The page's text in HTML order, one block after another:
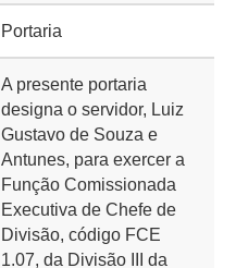
Portaria
A presente portaria
designa o servidor, Luiz
Gustavo de Souza e
Antunes, para exercer a
Função Comissionada
Executiva de Chefe de
Divisão, código FCE
1.07, da Divisão III da